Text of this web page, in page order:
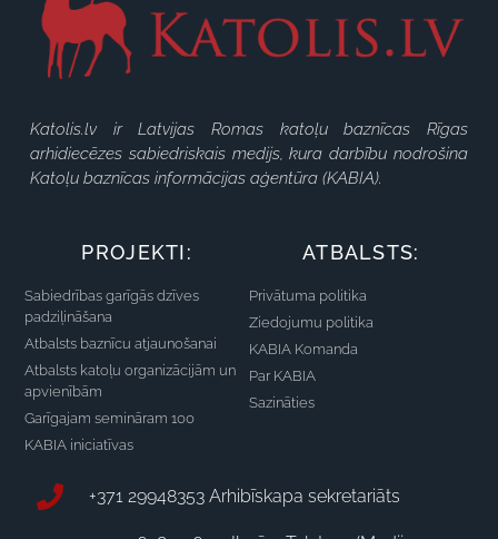
Katolis.lv ir Latvijas Romas katoļu baznīcas Rīgas
arhidiecēzes sabiedriskais medijs, kura darbību nodrošina
Katoļu baznīcas informācijas aģentūra (KABIA).
PROJEKTI:
Sabiedrības garīgās dzīves
padziļināšana
Atbalsts baznīcu atjaunošanai
Atbalsts katoļu organizācijām un
apvienībām
Garīgajam semināram 100
KABIA iniciatīvas
ATBALSTS:
Privātuma politika
Ziedojumu politika
KABIA Komanda
Par KABIA
Sazināties
+371 29948353 Arhibīskapa sekretariāts